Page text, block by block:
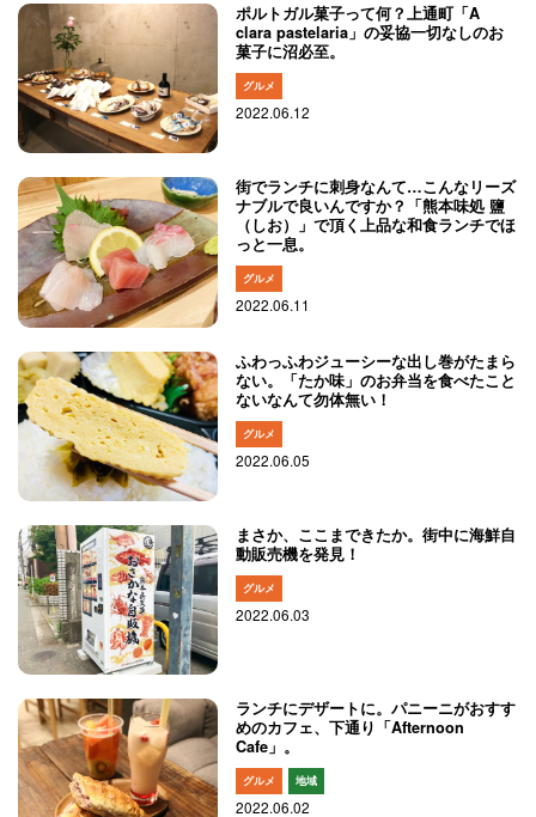
ポルトガル菓子って何？上通町「A
clara pastelaria」の妥協一切なしのお
菓子に沼必至。
グルメ
2022.06.12
街でランチに刺身なんて…こんなリーズ
ナブルで良いんですか？「熊本味処 鹽
（しお）」で頂く上品な和食ランチでほ
っと一息。
グルメ
2022.06.11
ふわっふわジューシーな出し巻がたまら
ない。「たか味」のお弁当を食べたこと
ないなんて勿体無い！
グルメ
2022.06.05
まさか、ここまできたか。街中に海鮮自
動販売機を発見！
グルメ
2022.06.03
ランチにデザートに。パニーニがおすす
めのカフェ、下通り「Afternoon
Cafe」。
グルメ 地域
2022.06.02